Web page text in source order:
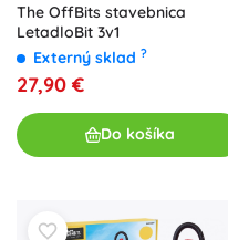
The OffBits stavebnica
LetadloBit 3v1
Externý sklad ?
27,90 €
Do košíka